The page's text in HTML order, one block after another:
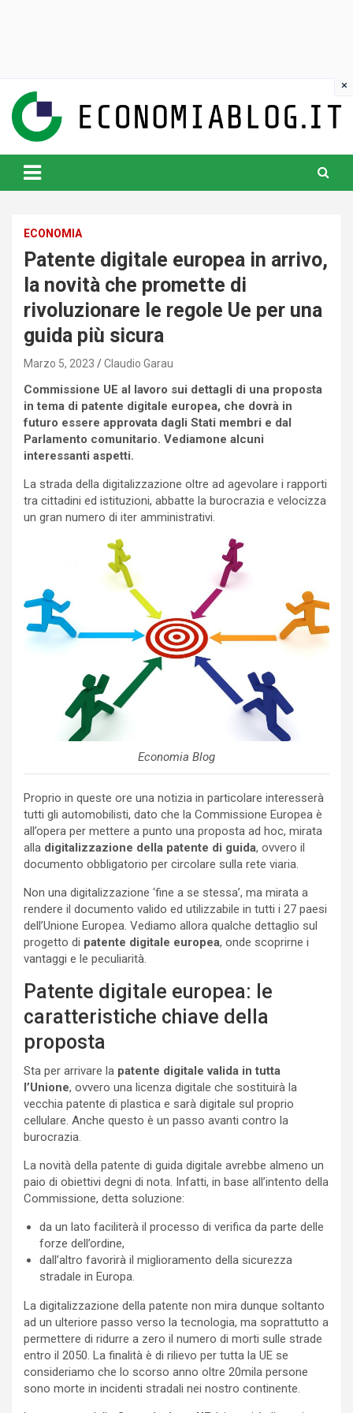
content
www.economiablog.it
ECONOMIA
Patente digitale europea in arrivo,
la novità che promette di
rivoluzionare le regole Ue per una
guida più sicura
Marzo 5, 2023 Claudio Garau
Commissione UE al lavoro sui dettagli di una proposta
in tema di patente digitale europea, che dovrà in
futuro essere approvata dagli Stati membri e dal
Parlamento comunitario. Vediamone alcuni
interessanti aspetti.
La strada della digitalizzazione oltre ad agevolare i rapporti
tra cittadini ed istituzioni, abbatte la burocrazia e velocizza
un gran numero di iter amministrativi.
Economia Blog
Proprio in queste ore una notizia in particolare interesserà
tutti gli automobilisti, dato che la Commissione Europea è
all’opera per mettere a punto una proposta ad hoc, mirata
alla digitalizzazione della patente di guida, ovvero il
documento obbligatorio per circolare sulla rete viaria.
Non una digitalizzazione ‘fine a se stessa’, ma mirata a
rendere il documento valido ed utilizzabile in tutti i 27 paesi
dell’Unione Europea. Vediamo allora qualche dettaglio sul
progetto di patente digitale europea, onde scoprirne i
vantaggi e le peculiarità.
Patente digitale europea: le
caratteristiche chiave della
proposta
Sta per arrivare la patente digitale valida in tutta
l’Unione, ovvero una licenza digitale che sostituirà la
vecchia patente di plastica e sarà digitale sul proprio
cellulare. Anche questo è un passo avanti contro la
burocrazia.
La novità della patente di guida digitale avrebbe almeno un
paio di obiettivi degni di nota. Infatti, in base all’intento della
Commissione, detta soluzione:
da un lato faciliterà il processo di verifica da parte delle
forze dell’ordine,
dall’altro favorirà il miglioramento della sicurezza
stradale in Europa.
La digitalizzazione della patente non mira dunque soltanto
ad un ulteriore passo verso la tecnologia, ma soprattutto a
permettere di ridurre a zero il numero di morti sulle strade
entro il 2050. La finalità è di rilievo per tutta la UE se
consideriamo che lo scorso anno oltre 20mila persone
sono morte in incidenti stradali nei nostro continente.